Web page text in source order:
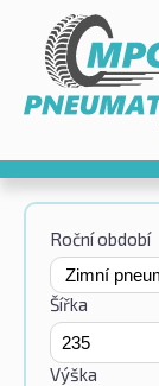
Roční období
Šířka
Výška